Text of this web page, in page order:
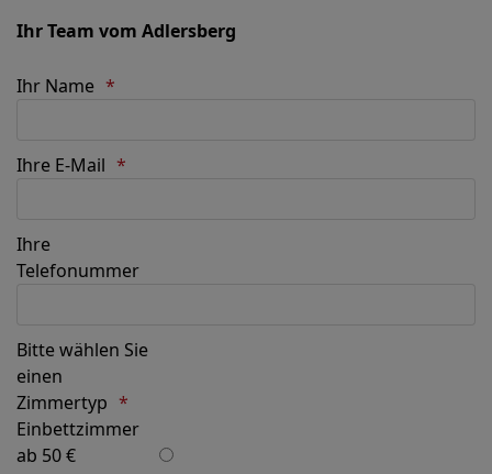
Ihr Team vom Adlersberg
Ihr Name
Ihre E-Mail
Ihre
Telefonummer
Bitte wählen Sie
einen
Zimmertyp
Einbettzimmer
ab 50 €